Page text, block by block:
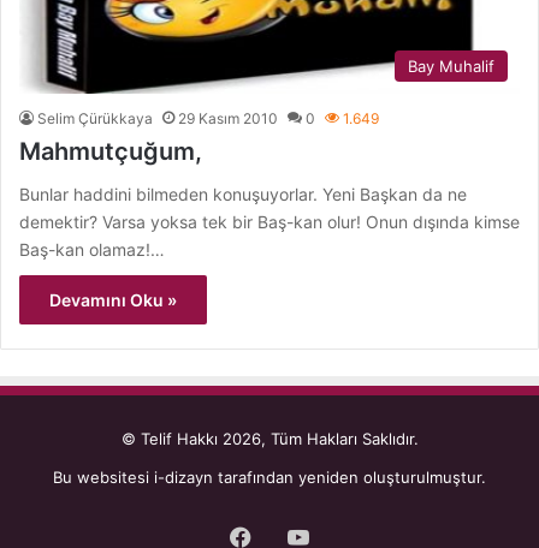
Bay Muhalif
Selim Çürükkaya 29 Kasım 2010 0 1.649
Mahmutçuğum,
Bunlar haddini bilmeden konuşuyorlar. Yeni Başkan da ne
demektir? Varsa yoksa tek bir Baş-kan olur! Onun dışında kimse
Baş-kan olamaz!…
Devamını Oku »
© Telif Hakkı 2026, Tüm Hakları Saklıdır.
Bu websitesi i-dizayn tarafından yeniden oluşturulmuştur.
Facebook